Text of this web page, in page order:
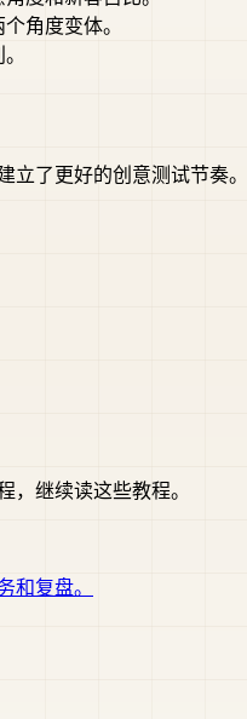
角度变体。
立了更好的创意测试节奏。
，继续读这些教程。
和复盘。